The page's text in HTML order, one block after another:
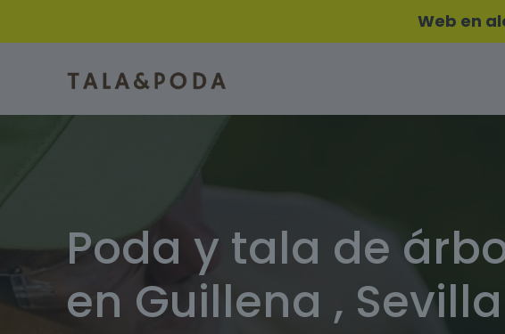
Web en
Poda y tala de
en Guillena , Sevilla